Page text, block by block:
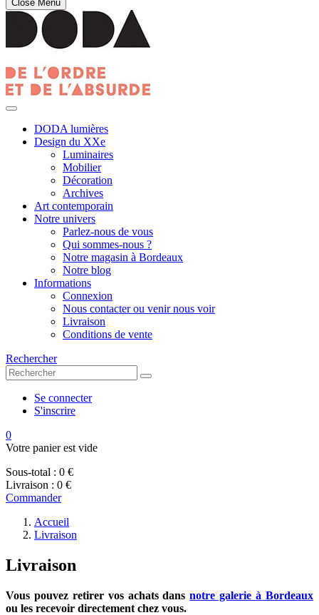
Close Menu
DODA lumières
Design du XXe
Luminaires
Mobilier
Décoration
Archives
Art contemporain
Notre univers
Parlez-nous de vous
Qui sommes-nous ?
Notre magasin à Bordeaux
Notre blog
Informations
Connexion
Nous contacter ou venir nous voir
Livraison
Conditions de vente
Rechercher
Se connecter
S'inscrire
0
Votre panier est vide
Sous-total : 0 €
Livraison : 0 €
Commander
Accueil
Livraison
Livraison
Vous pouvez retirer vos achats dansnotre galerie à Bordeaux
ou les recevoir directement chez vous.